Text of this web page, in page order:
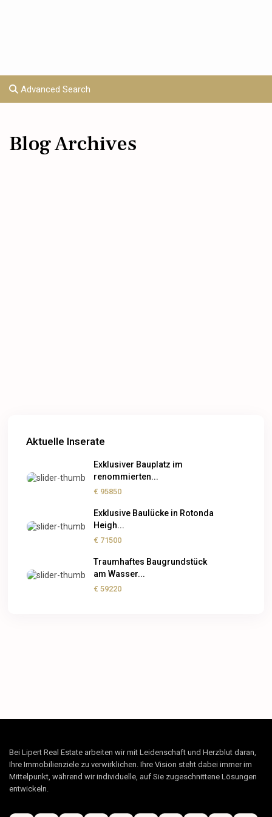
Advanced Search
Blog Archives
Aktuelle Inserate
Exklusiver Bauplatz im
renommierten...
€ 95850
Exklusive Baulücke in Rotonda
Heigh...
€ 71500
Traumhaftes Baugrundstück
am Wasser...
€ 59220
Bei Lipert Real Estate arbeiten wir mit Leidenschaft und Herzblut daran,
Ihre Immobilienziele zu verwirklichen. Ihre Vision steht dabei immer im
Mittelpunkt, während wir individuelle, auf Sie zugeschnittene Lösungen
entwickeln.